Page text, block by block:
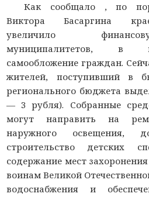
Как сообщало , по
Виктора Басаргина
увеличило
муниципалитетов, в
самообложение граждан.
жителей, поступивший в
регионального бюджета
— 3 рубля). Собранные
могут направить на
наружного освещения,
строительство детских
содержание мест
воинам Великой
водоснабжения и